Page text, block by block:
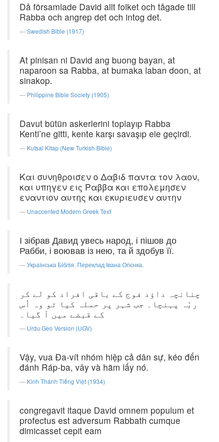
Då församlade David allt folket och tågade till
Rabba och angrep det och intog det.
Swedish Bible (1917)
At pinisan ni David ang buong bayan, at
naparoon sa Rabba, at bumaka laban doon, at
sinakop.
Philippine Bible Society (1905)
Davut bütün askerlerini toplayıp Rabba
Kenti’ne gitti, kente karşı savaşıp ele geçirdi.
Kutsal Kitap (New Turkish Bible)
Και συνηθροισεν ο Δαβιδ παντα τον λαον,
και υπηγεν εις Ραββα και επολεμησεν
εναντιον αυτης και εκυριευσεν αυτην
Unaccented Modern Greek Text
І зібрав Давид увесь народ, і пішов до
Рабби, і воював із нею, та й здобув її.
Українська Біблія. Переклад Івана Огієнка.
چنانچہ داؤد فوج کے باقی افراد کو لے کر
ربّہ پہنچا۔ جب شہر پر حملہ کیا تو وہ اُس
کے قبضے میں آ گیا۔
Urdu Geo Version (UGV)
Vậy, vua Ða-vít nhóm hiệp cả dân sự, kéo đến
đánh Ráp-ba, vây và hãm lấy nó.
Kinh Thánh Tiếng Việt (1934)
congregavit itaque David omnem populum et
profectus est adversum Rabbath cumque
dimicasset cepit eam